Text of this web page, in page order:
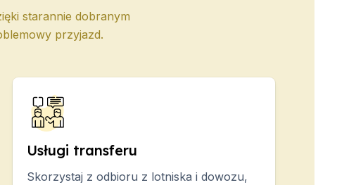
starannie dobranym
przyjazd.
Usługi transferu
Skorzystaj z odbioru z lotniska i dowozu,